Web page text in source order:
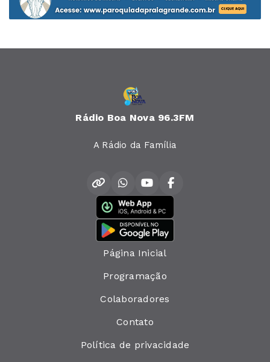
Rádio Boa Nova 96.3FM
A Rádio da Família
Página Inicial
Programação
Colaboradores
Contato
Política de privacidade